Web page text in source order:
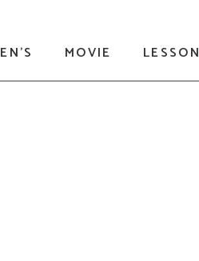
MOVIE LESSON